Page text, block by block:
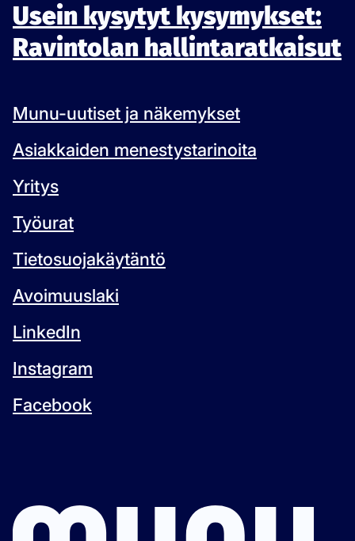
Usein kysytyt kysymykset:
Ravintolan hallintaratkaisut
Munu-uutiset ja näkemykset
Asiakkaiden menestystarinoita
Yritys
Työurat
Tietosuojakäytäntö
Avoimuuslaki
LinkedIn
Instagram
Facebook